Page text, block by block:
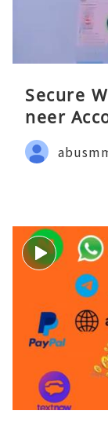
Secure
neer